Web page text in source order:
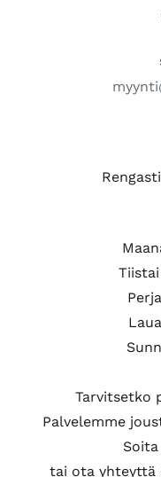
Tarvitsetko
Palvelemme
Soita
tai ota yhteyttä